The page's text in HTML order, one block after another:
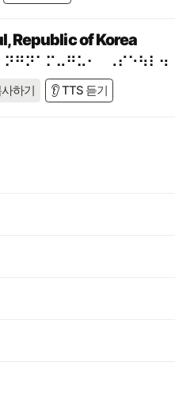
Republic of Korea
하기 👂 TTS 듣기